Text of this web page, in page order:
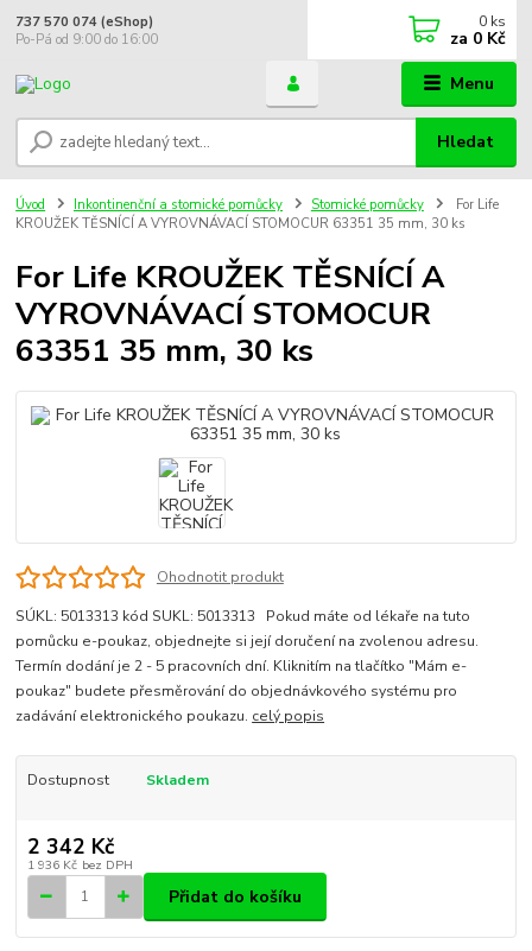
Menu
Hledat
737 570 074 (eShop)
Po-Pá od 9:00 do 16:00
0 ks
za 0 Kč
Úvod Inkontinenční a stomické pomůcky Stomické pomůcky
For Life
KROUŽEK TĚSNÍCÍ A VYROVNÁVACÍ STOMOCUR 63351 35 mm, 30 ks
For Life KROUŽEK TĚSNÍCÍ A
VYROVNÁVACÍ STOMOCUR
63351 35 mm, 30 ks
Ohodnotit produkt
SÚKL: 5013313 kód SUKL: 5013313 Pokud máte od lékaře na tuto
pomůcku e-poukaz, objednejte si její doručení na zvolenou adresu.
Termín dodání je 2 - 5 pracovních dní. Kliknitím na tlačítko "Mám e-
poukaz" budete přesměrování do objednávkového systému pro
zadávání elektronického poukazu. celý popis
Dostupnost Skladem
2 342 Kč
1 936 Kč bez DPH
Přidat do košíku